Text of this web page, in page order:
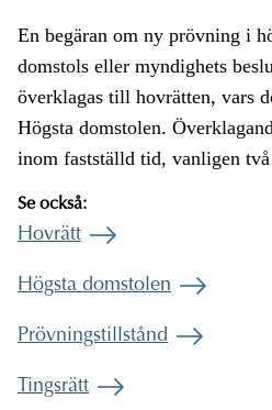
En begäran om ny prövning i
domstols eller myndighets
överklagas till hovrätten, vars
Högsta domstolen.
inom fastställd tid, vanligen
Se också:
Hovrätt
Högsta domstolen
Prövningstillstånd
Tingsrätt